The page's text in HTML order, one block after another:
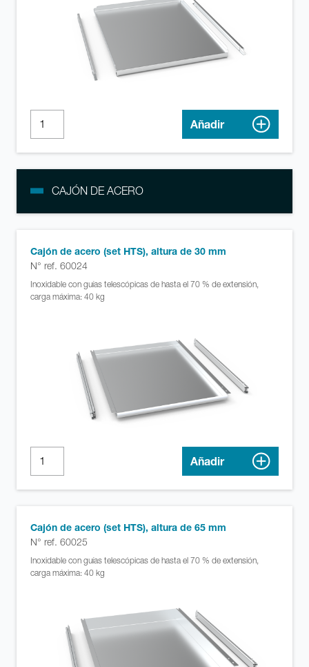
Añadir
CAJÓN DE ACERO
Cajón de acero (set HTS), altura de 30 mm
N° ref. 60024
Inoxidable con guías telescópicas de hasta el 70 % de extensión,
carga máxima: 40 kg
Añadir
Cajón de acero (set HTS), altura de 65 mm
N° ref. 60025
Inoxidable con guías telescópicas de hasta el 70 % de extensión,
carga máxima: 40 kg